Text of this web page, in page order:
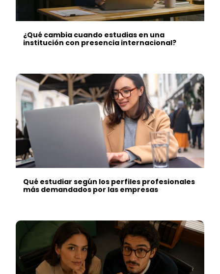
¿Qué cambia cuando estudias en una
institución con presencia internacional?
Qué estudiar según los perfiles profesionales
más demandados por las empresas